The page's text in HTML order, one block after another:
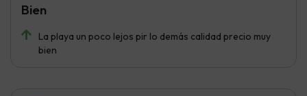
La playa un poco lejos pir lo demás calidad precio muy
bien
Bien